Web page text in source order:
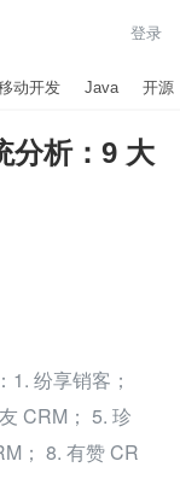
登录
动开发 Java 开源
分析：9 大
纷享销客；
CRM； 5. 珍
； 8. 有赞 CR